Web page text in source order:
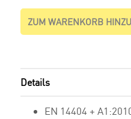
ZUM WARENKORB
Details
EN 14404 +